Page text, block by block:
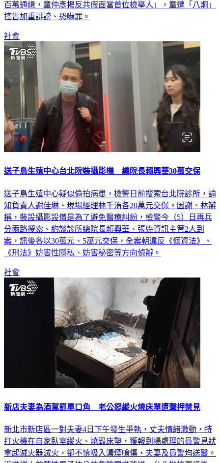
百萬通緝，童仲彥揭反共假面當首位檢舉人」，童遭「八炯」
控告加重誹謗、恐嚇罪。
社會
送子鳥生殖中心台北院裝攝影機 總院長賴興華30萬交保
送子鳥生殖中心疑似偷拍病患，檢警日前搜索台北院診所，諭
知負責人謝佳琳、現場經理林千洧各20萬元交保。因謝、林辯
稱，裝設攝影設備是為了避免醫療糾紛，檢警今（5）日再兵
分兩路搜索、約談診所總院長賴興華、張姓資訊主管2人到
案，訊後各以30萬元、5萬元交保，全案朝違反《個資法》、
《刑法》妨害性隱私、妨害秘密等方向偵辦。
社會
新店夫妻為酒駕罰單口角 老公怒縱火燒床單遭聲押禁見
新北市新店區一對夫妻4日下午發生爭執，丈夫情緒激動，持
打火機在自家臥室縱火、燒毀床墊，獲報到場處理的員警見狀
拿起滅火器滅火，卻不慎吸入濃煙嗆傷，夫妻及員警均送醫。